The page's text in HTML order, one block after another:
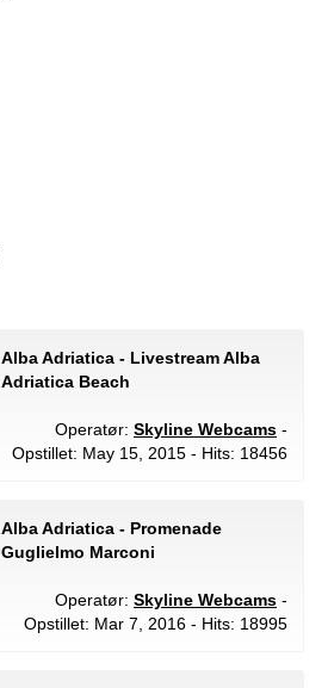
Alba Adriatica - Livestream Alba
Adriatica Beach
Operatør: Skyline Webcams -
Opstillet: May 15, 2015 - Hits: 18456
Alba Adriatica - Promenade
Guglielmo Marconi
Operatør: Skyline Webcams -
Opstillet: Mar 7, 2016 - Hits: 18995